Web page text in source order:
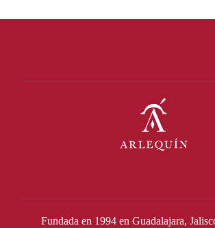
Fundada en 1994 en Guadalajara,